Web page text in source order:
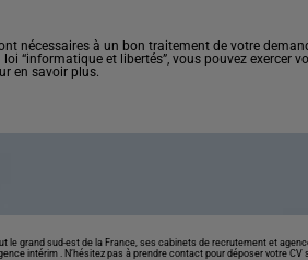
nécessaires à un bon traitement de votre
“informatique et libertés”, vous pouvez exercer
en savoir plus.
le grand sud-est de la France, ses cabinets de recrutement et
intérim . N’hésitez pas à prendre contact pour déposer votre